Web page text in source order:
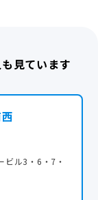
見ています
ビル3・6・7・